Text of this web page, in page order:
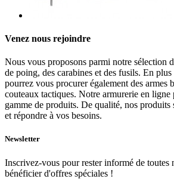
Venez nous rejoindre
Nous vous proposons parmi notre sélection
de poing, des carabines et des fusils. En plus
pourrez vous procurer également des armes
couteaux tactiques. Notre armurerie en ligne
gamme de produits. De qualité, nos produits
et répondre à vos besoins.
Newsletter
Inscrivez-vous pour rester informé de toutes
bénéficier d'offres spéciales !